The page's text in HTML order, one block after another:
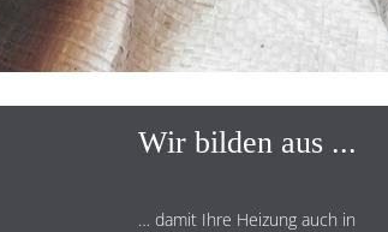
Wir bilden aus ...
… damit Ihre Heizung auch in